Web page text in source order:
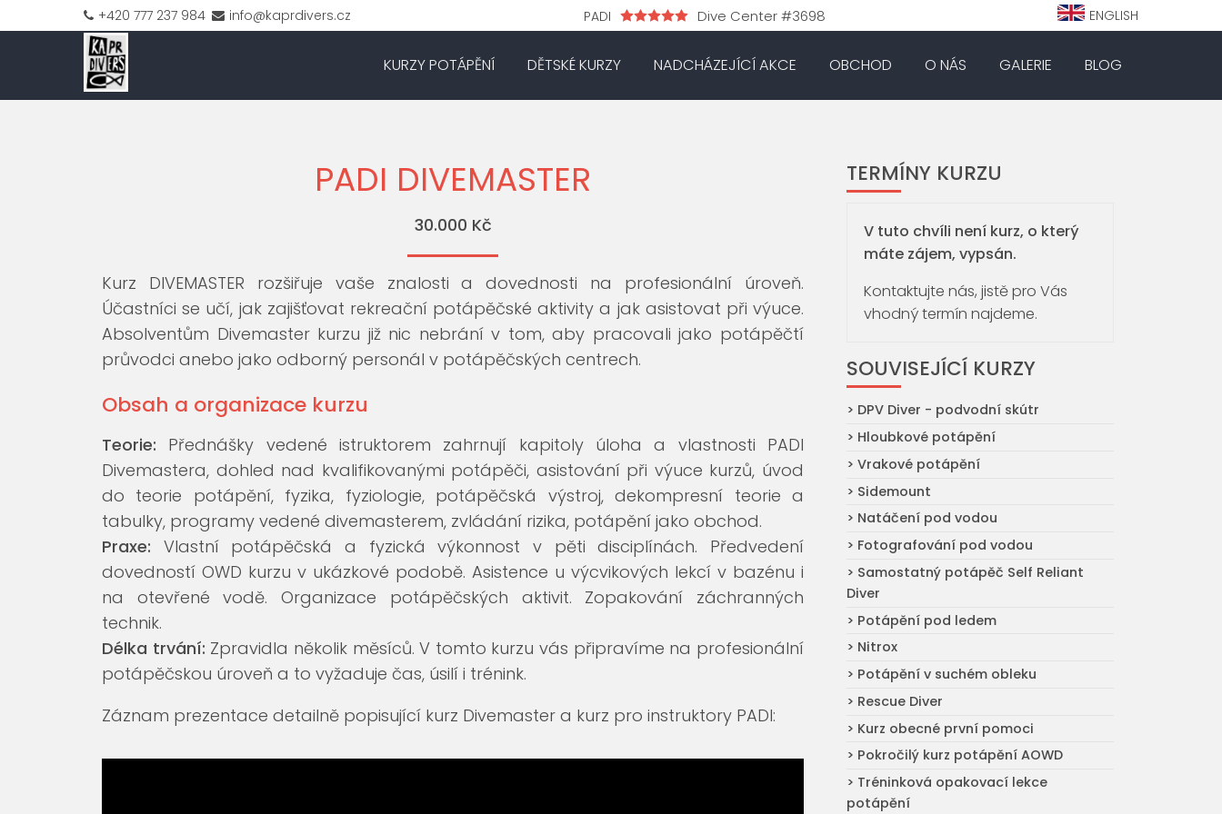
+420 777 237 984 info@kaprdivers.cz PADI Dive Center #3698 ENGLISH
KURZY POTÁPĚNÍ DĚTSKÉ KURZY NADCHÁZEJÍCÍ AKCE OBCHOD O NÁS GALERIE BLOG
PADI DIVEMASTER
30.000 Kč
Kurz DIVEMASTER rozšiřuje vaše znalosti a dovednosti na profesionální úroveň.
Účastníci se učí, jak zajišťovat rekreační potápěčské aktivity a jak asistovat při výuce.
Absolventům Divemaster kurzu již nic nebrání v tom, aby pracovali jako potápěčtí
průvodci anebo jako odborný personál v potápěčských centrech.
Obsah a organizace kurzu
Teorie: Přednášky vedené istruktorem zahrnují kapitoly úloha a vlastnosti PADI
Divemastera, dohled nad kvalifikovanými potápěči, asistování při výuce kurzů, úvod
do teorie potápění, fyzika, fyziologie, potápěčská výstroj, dekompresní teorie a
tabulky, programy vedené divemasterem, zvládání rizika, potápění jako obchod.
Praxe: Vlastní potápěčská a fyzická výkonnost v pěti disciplínách. Předvedení
dovedností OWD kurzu v ukázkové podobě. Asistence u výcvikových lekcí v bazénu i
na otevřené vodě. Organizace potápěčských aktivit. Zopakování záchranných
technik.
Délka trvání: Zpravidla několik měsíců. V tomto kurzu vás připravíme na profesionální
potápěčskou úroveň a to vyžaduje čas, úsilí i trénink.
Záznam prezentace detailně popisující kurz Divemaster a kurz pro instruktory PADI:
TERMÍNY KURZU
V tuto chvíli není kurz, o který
máte zájem, vypsán.
Kontaktujte nás, jistě pro Vás
vhodný termín najdeme.
SOUVISEJÍCÍ KURZY
> DPV Diver - podvodní skútr
> Hloubkové potápění
> Vrakové potápění
> Sidemount
> Natáčení pod vodou
> Fotografování pod vodou
> Samostatný potápěč Self Reliant
Diver
> Potápění pod ledem
> Nitrox
> Potápění v suchém obleku
> Rescue Diver
> Kurz obecné první pomoci
> Pokročilý kurz potápění AOWD
> Tréninková opakovací lekce
potápění